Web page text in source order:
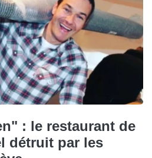
: le restaurant de
détruit par les